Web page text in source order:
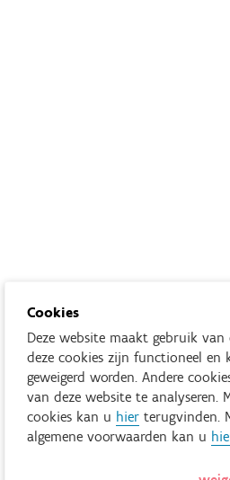
Cookies
Deze website maakt gebruik van
deze cookies zijn functioneel en
geweigerd worden. Andere
van deze website te analyseren.
cookies kan u hier terugvinden.
algemene voorwaarden kan u